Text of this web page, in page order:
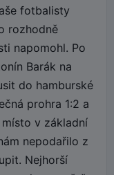
fotbalisty
rozhodně
napomohl. Po
Barák na
do hamburské
prohra 1:2 a
v základní
nepodařilo z
Nejhorší